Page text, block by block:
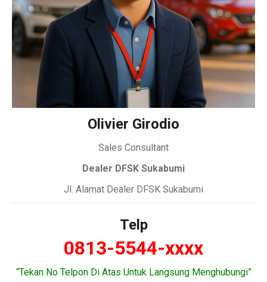
Olivier Girodio
Sales Consultant
Dealer DFSK Sukabumi
Jl. Alamat Dealer DFSK Sukabumi
Telp
0813-5544-xxxx
“Tekan No Telpon Di Atas Untuk Langsung Menghubungi”